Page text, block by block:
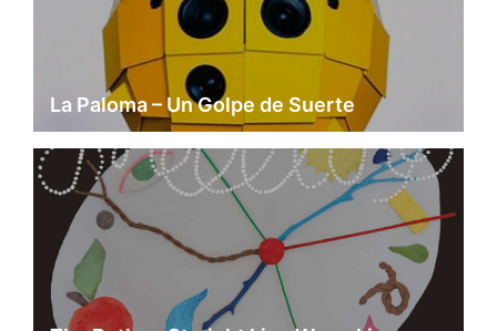
La Paloma – Un Golpe de Suerte